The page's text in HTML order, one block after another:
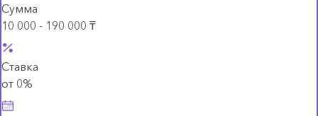
Сумма
10 000 - 190 000 ₸
Ставка
от 0%